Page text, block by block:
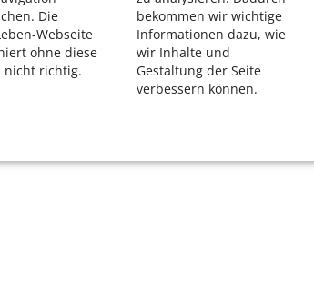
Die
Webseite
ohne diese
nicht richtig.
bekommen wir wichtige
Informationen dazu, wie
wir Inhalte und
Gestaltung der Seite
verbessern können.